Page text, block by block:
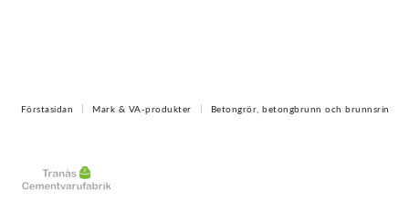
Förstasidan Mark & VA-produkter Betongrör, betongbrunn och brunnsring